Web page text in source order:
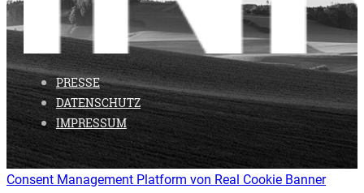
PRESSE
DATENSCHUTZ
IMPRESSUM
Consent Management Platform von Real Cookie Banner